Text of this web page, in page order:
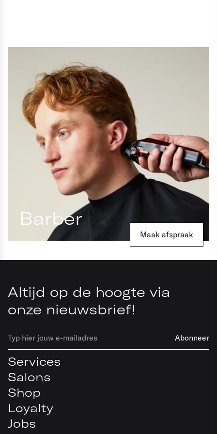
Barber
Maak afspraak
Altijd op de hoogte via
onze nieuwsbrief!
Abonneer
Services
Salons
Shop
Loyalty
Jobs